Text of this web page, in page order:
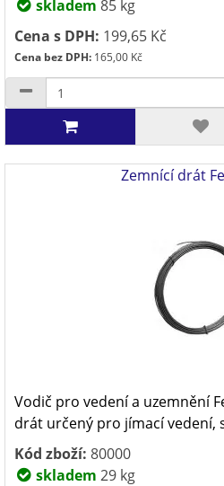
skladem 85 kg
Cena s DPH: 199,65 Kč
Cena bez DPH: 165,00 Kč
Zemnící drát
Vodič pro vedení a uzemnění
drát určený pro jímací vedení,
Kód zboží: 80000
skladem 29 kg